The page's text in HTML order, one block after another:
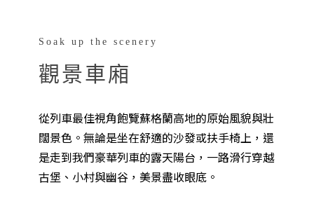
Soak up the scenery
觀景車廂
從列車最佳視角飽覽蘇格蘭高地的原始風貌與壯
闊景色。無論是坐在舒適的沙發或扶手椅上，還
是走到我們豪華列車的露天陽台，一路滑行穿越
古堡、小村與幽谷，美景盡收眼底。